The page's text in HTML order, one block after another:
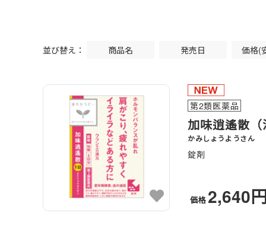
並び替え： 商品名 発売日 価格(
第2類医薬品
加味逍遙散
かみしょうようさん
錠剤
価格 2,640